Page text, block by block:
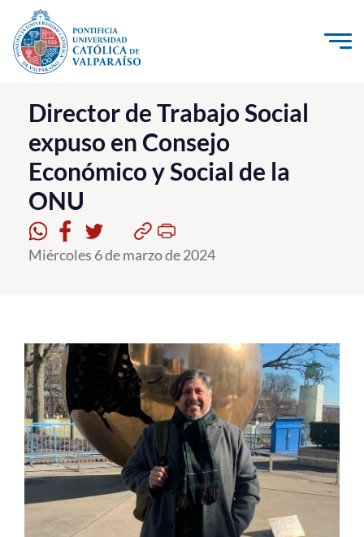
Click acá para ir directamente al contenido
La Universidad
Investigación, Creación e Innovación
PUCV Internacional
Vinculación con el Medio
Admisión
Formación Continua
Estudiantes
Académicos
Funcionarios
Alumni
Director de Trabajo Social
expuso en Consejo
Económico y Social de la
ONU
Miércoles 6 de marzo de 2024